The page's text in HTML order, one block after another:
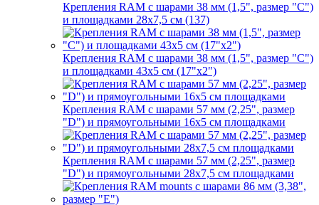
Крепления RAM с шарами 38 мм (1,5", размер "C")
и площадками 28х7,5 см (137)
Крепления RAM с шарами 38 мм (1,5", размер "C")
и площадками 43х5 см (17"х2")
Крепления RAM с шарами 57 мм (2,25", размер
"D") и прямоугольными 16х5 см площадками
Крепления RAM с шарами 57 мм (2,25", размер
"D") и прямоугольными 28х7,5 см площадками